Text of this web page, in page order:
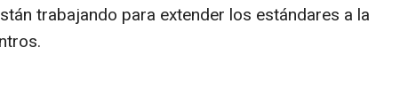
trabajando para extender los estándares a la